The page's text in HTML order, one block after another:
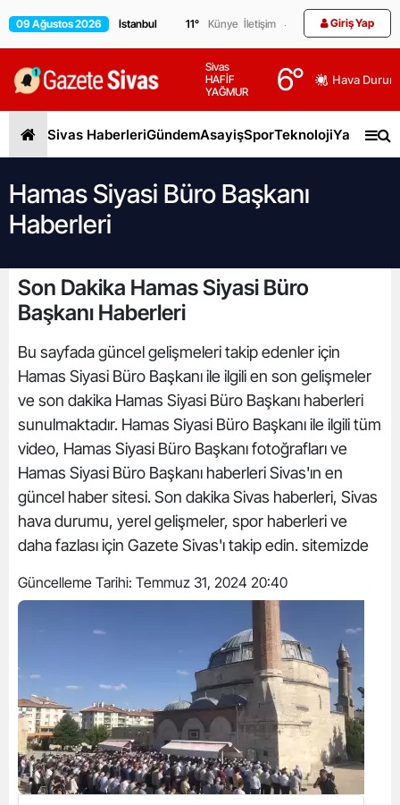
09 Ağustos 2026 11° Künye İletişim Giriş Yap
Sivas
HAFİF
YAĞMUR
6° Hava
Sivas HaberleriGündemAsayişSporTeknolojiYaşam
Hamas Siyasi Büro Başkanı
Haberleri
Son Dakika Hamas Siyasi Büro
Başkanı Haberleri
Bu sayfada güncel gelişmeleri takip edenler için
Hamas Siyasi Büro Başkanı ile ilgili en son gelişmeler
ve son dakika Hamas Siyasi Büro Başkanı haberleri
sunulmaktadır. Hamas Siyasi Büro Başkanı ile ilgili tüm
video, Hamas Siyasi Büro Başkanı fotoğrafları ve
Hamas Siyasi Büro Başkanı haberleri Sivas'ın en
güncel haber sitesi. Son dakika Sivas haberleri, Sivas
hava durumu, yerel gelişmeler, spor haberleri ve
daha fazlası için Gazete Sivas'ı takip edin. sitemizde
Güncelleme Tarihi: Temmuz 31, 2024 20:40